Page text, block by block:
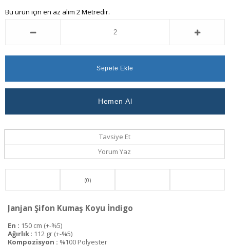
Sipariş Ekle Listeme
İndirimli Fiyat
Ver
Gelince
Bu ürün için en az alım 2 Metredir.
Tavsiye Et
Yorum Yaz
(0)
Janjan Şifon Kumaş Koyu İndigo
En : 150 cm (+-%5)
Ağırlık : 112 gr (+-%5)
Kompozisyon : %100 Polyester